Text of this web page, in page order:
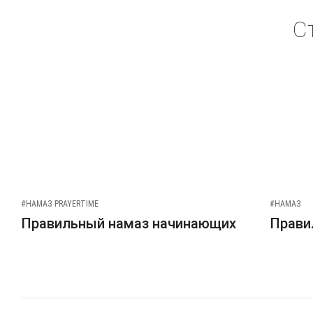
#НАМАЗ PRAYERTIME
Правильный намаз начинающих
#НАМАЗ